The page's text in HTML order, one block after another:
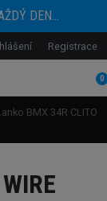
DEN...
Registrace
0
BMX 34R CLITO